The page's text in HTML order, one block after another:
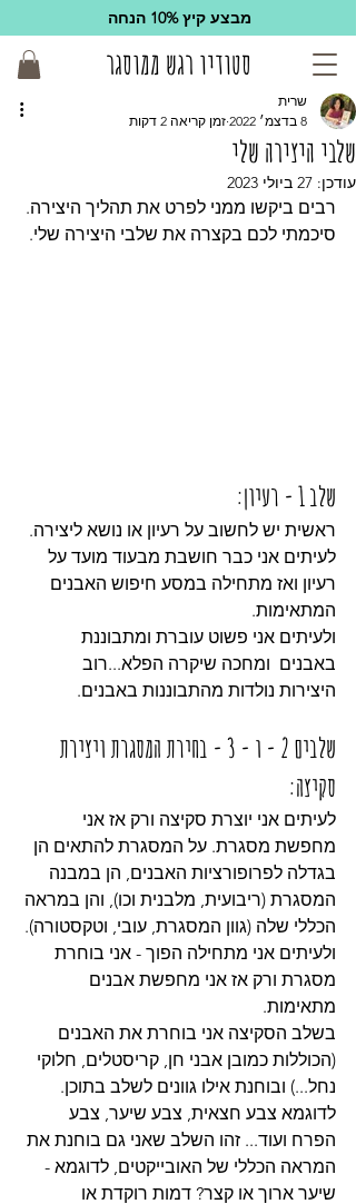
סטודיו רגש ממוסגר
מבצע קיץ 10% הנחה
שלבי היצירה שלי
שרית
8 בדצמ׳ 2022
זמן קריאה 2 דקות
עודכן: 27 ביולי 2023
רבים ביקשו ממני לפרט את תהליך היצירה.
סיכמתי לכם בקצרה את שלבי היצירה שלי.
שלב 1 - רעיון:
ראשית יש לחשוב על רעיון או נושא ליצירה.
לעיתים אני כבר חושבת מבעוד מועד על
רעיון ואז מתחילה במסע חיפוש האבנים
המתאימות.
ולעיתים אני פשוט עוברת ומתבוננת
באבנים  ומחכה שיקרה הפלא...רוב
היצירות נולדות מהתבוננות באבנים.
שלבים 2 - ו - 3 - בחירת המסגרת ויצירת
סקיצה:
לעיתים אני יוצרת סקיצה ורק אז אני
מחפשת מסגרת. על המסגרת להתאים הן
בגדלה לפרופורציות האבנים, הן במבנה
המסגרת (ריבועית, מלבנית וכו), והן במראה
הכללי שלה (גוון המסגרת, עובי, וטקסטורה).
ולעיתים אני מתחילה הפוך - אני בוחרת
מסגרת ורק אז אני מחפשת אבנים
מתאימות.
בשלב הסקיצה אני בוחרת את האבנים
(הכוללות כמובן אבני חן, קריסטלים, חלוקי
נחל...) ובוחנת אילו גוונים לשלב בתוכן.
לדוגמא צבע חצאית, צבע שיער, צבע
הפרח ועוד... זהו השלב שאני גם בוחנת את
המראה הכללי של האובייקטים, לדוגמא -
שיער ארוך או קצר? דמות רוקדת או